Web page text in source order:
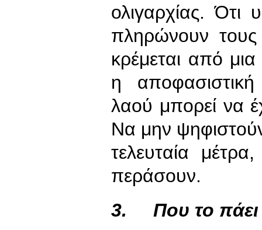
ολιγαρχίας.
πληρώνουν τους
κρέμεται από
η
λαού μπορεί να
Να μην
τελευταία
περάσουν.
3. Που το